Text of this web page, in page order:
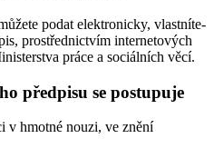
podat elektronicky, vlastníte-
prostřednictvím internetových
práce a sociálních věcí.
předpisu se postupuje
v hmotné nouzi, ve znění